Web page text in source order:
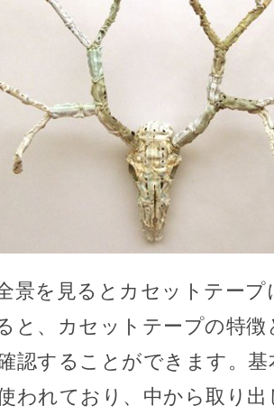
景を見るとカセットテー
と、カセットテープの特
認することができます。
われており、中から取り